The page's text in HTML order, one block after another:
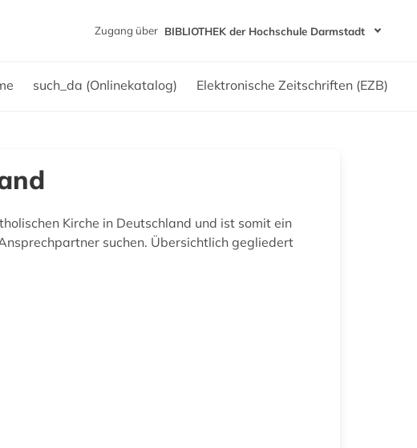
Zugang über BIBLIOTHEK der Hochschule Darmstadt
such_da (Onlinekatalog) Elektronische Zeitschriften (EZB)
Kirche in Deutschland und ist somit ein
suchen. Übersichtlich gegliedert